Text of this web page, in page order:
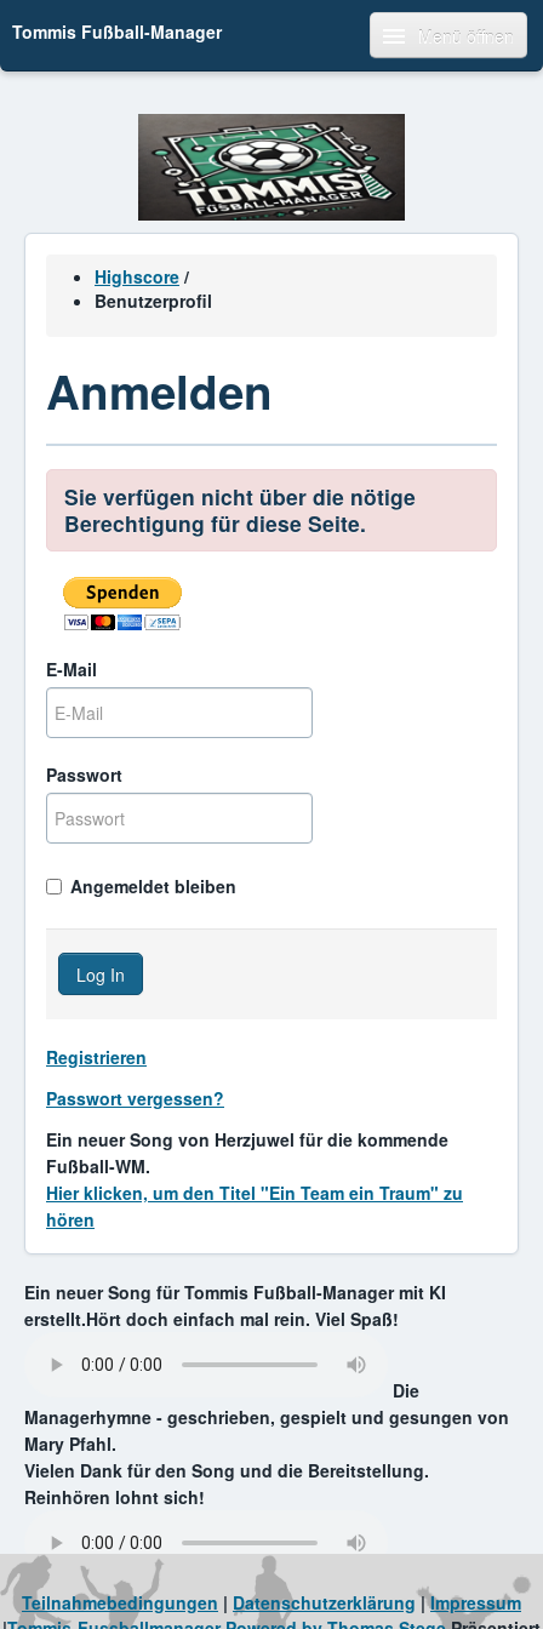
Tommis Fußball-Manager Menü öffnen
Highscore /
Benutzerprofil
Anmelden
Sie verfügen nicht über die nötige
Berechtigung für diese Seite.
E-Mail
Passwort
Angemeldet bleiben
Log In
Registrieren
Passwort vergessen?
Ein neuer Song von Herzjuwel für die kommende
Fußball-WM.
Hier klicken, um den Titel "Ein Team ein Traum" zu
hören
Ein neuer Song für Tommis Fußball-Manager mit KI
erstellt.Hört doch einfach mal rein. Viel Spaß!
Die
Managerhymne - geschrieben, gespielt und gesungen von
Mary Pfahl.
Vielen Dank für den Song und die Bereitstellung.
Reinhören lohnt sich!
Teilnahmebedingungen | Datenschutzerklärung|Impressum